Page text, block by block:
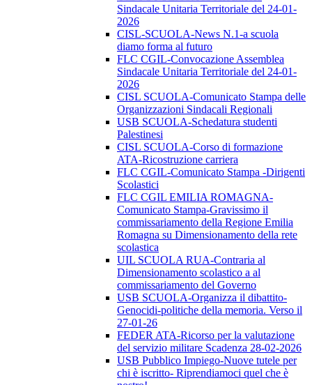
Sindacale Unitaria Territoriale del 24-01-
2026
CISL-SCUOLA-News N.1-a scuola
diamo forma al futuro
FLC CGIL-Convocazione Assemblea
Sindacale Unitaria Territoriale del 24-01-
2026
CISL SCUOLA-Comunicato Stampa delle
Organizzazioni Sindacali Regionali
USB SCUOLA-Schedatura studenti
Palestinesi
CISL SCUOLA-Corso di formazione
ATA-Ricostruzione carriera
FLC CGIL-Comunicato Stampa -Dirigenti
Scolastici
FLC CGIL EMILIA ROMAGNA-
Comunicato Stampa-Gravissimo il
commissariamento della Regione Emilia
Romagna su Dimensionamento della rete
scolastica
UIL SCUOLA RUA-Contraria al
Dimensionamento scolastico a al
commissariamento del Governo
USB SCUOLA-Organizza il dibattito-
Genocidi-politiche della memoria. Verso il
27-01-26
FEDER ATA-Ricorso per la valutazione
del servizio militare Scadenza 28-02-2026
USB Pubblico Impiego-Nuove tutele per
chi è iscritto- Riprendiamoci quel che è